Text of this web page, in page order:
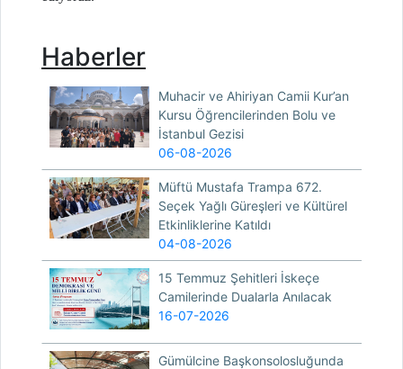
Haberler
Muhacir ve Ahiriyan Camii Kur’an
Kursu Öğrencilerinden Bolu ve
İstanbul Gezisi
06-08-2026
Müftü Mustafa Trampa 672.
Seçek Yağlı Güreşleri ve Kültürel
Etkinliklerine Katıldı
04-08-2026
15 Temmuz Şehitleri İskeçe
Camilerinde Dualarla Anılacak
16-07-2026
Gümülcine Başkonsolosluğunda